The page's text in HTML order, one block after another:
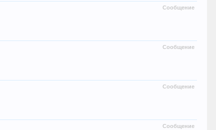
Сообщение
Сообщение
Сообщение
Сообщение